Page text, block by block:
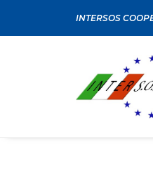
INTERSOS